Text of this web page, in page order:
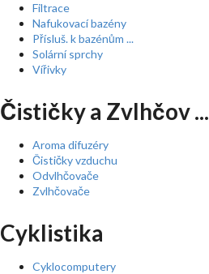
Filtrace
Nafukovací bazény
Přísluš. k bazénům ...
Solární sprchy
Vířivky
Čističky a Zvlhčov ...
Aroma difuzéry
Čističky vzduchu
Odvlhčovače
Zvlhčovače
Cyklistika
Cyklocomputery